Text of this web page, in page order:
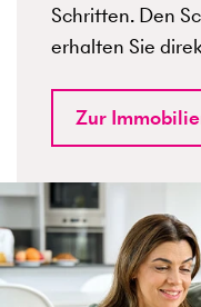
Schritten. Den
erhalten Sie
Zur